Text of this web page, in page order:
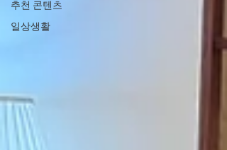
추천 콘텐츠
일상생활